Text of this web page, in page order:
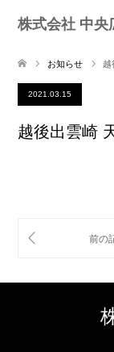
株式会社 中央
お知らせ
2021.03.15
越後出雲崎